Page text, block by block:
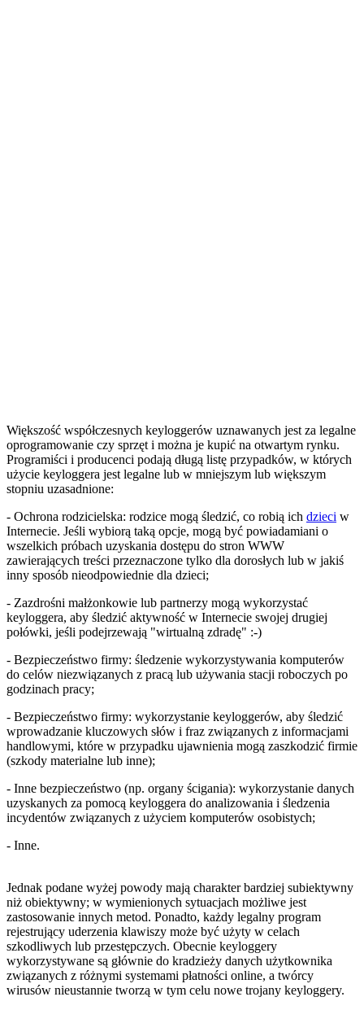
Większość współczesnych keyloggerów uznawanych jest za legalne
oprogramowanie czy sprzęt i można je kupić na otwartym rynku.
Programiści i producenci podają długą listę przypadków, w których
użycie keyloggera jest legalne lub w mniejszym lub większym
stopniu uzasadnione:
- Ochrona rodzicielska: rodzice mogą śledzić, co robią ich dzieci w
Internecie. Jeśli wybiorą taką opcje, mogą być powiadamiani o
wszelkich próbach uzyskania dostępu do stron WWW
zawierających treści przeznaczone tylko dla dorosłych lub w jakiś
inny sposób nieodpowiednie dla dzieci;
- Zazdrośni małżonkowie lub partnerzy mogą wykorzystać
keyloggera, aby śledzić aktywność w Internecie swojej drugiej
połówki, jeśli podejrzewają "wirtualną zdradę" :-)
- Bezpieczeństwo firmy: śledzenie wykorzystywania komputerów
do celów niezwiązanych z pracą lub używania stacji roboczych po
godzinach pracy;
- Bezpieczeństwo firmy: wykorzystanie keyloggerów, aby śledzić
wprowadzanie kluczowych słów i fraz związanych z informacjami
handlowymi, które w przypadku ujawnienia mogą zaszkodzić firmie
(szkody materialne lub inne);
- Inne bezpieczeństwo (np. organy ścigania): wykorzystanie danych
uzyskanych za pomocą keyloggera do analizowania i śledzenia
incydentów związanych z użyciem komputerów osobistych;
- Inne.
Jednak podane wyżej powody mają charakter bardziej subiektywny
niż obiektywny; w wymienionych sytuacjach możliwe jest
zastosowanie innych metod. Ponadto, każdy legalny program
rejestrujący uderzenia klawiszy może być użyty w celach
szkodliwych lub przestępczych. Obecnie keyloggery
wykorzystywane są głównie do kradzieży danych użytkownika
związanych z różnymi systemami płatności online, a twórcy
wirusów nieustannie tworzą w tym celu nowe trojany keyloggery.